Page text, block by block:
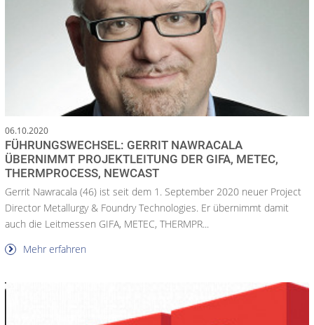
06.10.2020
FÜHRUNGSWECHSEL: GERRIT NAWRACALA
ÜBERNIMMT PROJEKTLEITUNG DER GIFA, METEC,
THERMPROCESS, NEWCAST
Gerrit Nawracala (46) ist seit dem 1. September 2020 neuer Project
Director Metallurgy & Foundry Technologies. Er übernimmt damit
auch die Leitmessen GIFA, METEC, THERMPR...
Mehr erfahren